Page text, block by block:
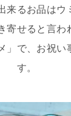
来るお品はウ
寄せると言わ
」で、お祝い
す。